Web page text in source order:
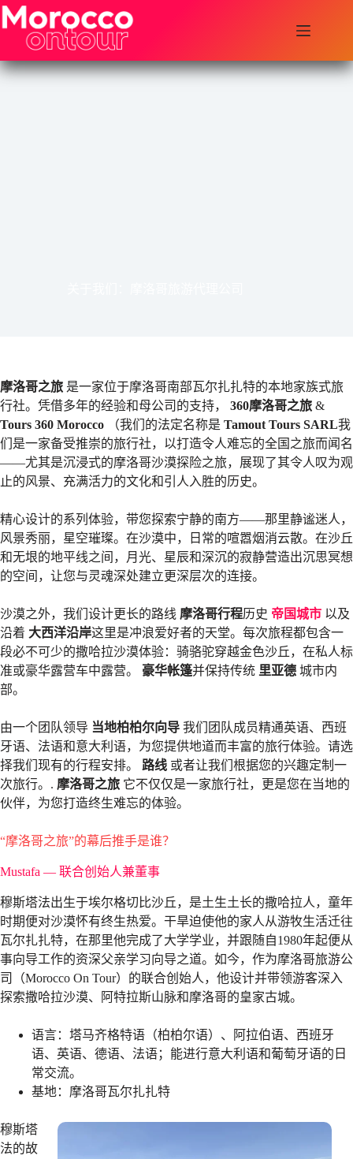
跳
至
容
摩洛哥之旅 是一家位于摩洛哥南部瓦尔扎扎特的本地家族式旅
行社。凭借多年的经验和母公司的支持， 360摩洛哥之旅 &
Tours 360 Morocco （我们的法定名称是 Tamout Tours SARL我
们是一家备受推崇的旅行社，以打造令人难忘的全国之旅而闻名
——尤其是沉浸式的摩洛哥沙漠探险之旅，展现了其令人叹为观
止的风景、充满活力的文化和引人入胜的历史。
精心设计的系列体验，带您探索宁静的南方——那里静谧迷人，
风景秀丽，星空璀璨。在沙漠中，日常的喧嚣烟消云散。在沙丘
和无垠的地平线之间，月光、星辰和深沉的寂静营造出沉思冥想
的空间，让您与灵魂深处建立更深层次的连接。
沙漠之外，我们设计更长的路线 摩洛哥行程历史 帝国城市 以及
沿着 大西洋沿岸这里是冲浪爱好者的天堂。每次旅程都包含一
段必不可少的撒哈拉沙漠体验：骑骆驼穿越金色沙丘，在私人标
准或豪华露营车中露营。 豪华帐篷并保持传统 里亚德 城市内
部。
由一个团队领导 当地柏柏尔向导 我们团队成员精通英语、西班
牙语、法语和意大利语，为您提供地道而丰富的旅行体验。请选
择我们现有的行程安排。 路线 或者让我们根据您的兴趣定制一
次旅行。. 摩洛哥之旅 它不仅仅是一家旅行社，更是您在当地的
伙伴，为您打造终生难忘的体验。
“摩洛哥之旅”的幕后推手是谁？
Mustafa — 联合创始人兼董事
穆斯塔法出生于埃尔格切比沙丘，是土生土长的撒哈拉人，童年
时期便对沙漠怀有终生热爱。干旱迫使他的家人从游牧生活迁往
瓦尔扎扎特，在那里他完成了大学学业，并跟随自1980年起便从
事向导工作的资深父亲学习向导之道。如今，作为摩洛哥旅游公
司（Morocco On Tour）的联合创始人，他设计并带领游客深入
探索撒哈拉沙漠、阿特拉斯山脉和摩洛哥的皇家古城。
语言：塔马齐格特语（柏柏尔语）、阿拉伯语、西班牙
语、英语、德语、法语；能进行意大利语和葡萄牙语的日
常交流。
基地：摩洛哥瓦尔扎扎特
穆斯塔
法的故